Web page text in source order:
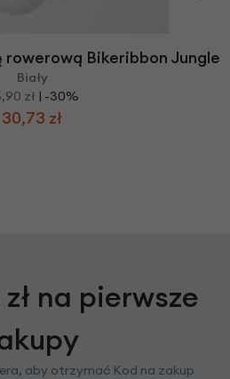
Bikeribbon Jungle
Biały
zł | -30%
30,73 zł
na pierwsze
aby otrzymać Kod na zakup